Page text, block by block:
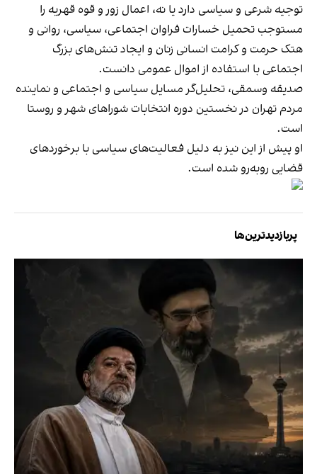
توجیه شرعی و سیاسی دارد یا نه، اعمال زور و قوه‌ قهریه را
مستوجب تحمیل خسارات فراوان اجتماعی، سیاسی، روانی و
هتک حرمت و کرامت انسانی زنان و ایجاد تنش‌های بزرگ
اجتماعی با استفاده از اموال عمومی دانست.
صدیقه وسمقی، تحلیل‌گر مسایل سیاسی و اجتماعی و نماینده
مردم تهران در نخستین دوره انتخابات شوراهای شهر و روستا
است.
او پیش از این نیز به دلیل فعالیت‌های سیاسی با برخوردهای
قضایی روبه‌رو شده است.
پربازدیدترین‌ها